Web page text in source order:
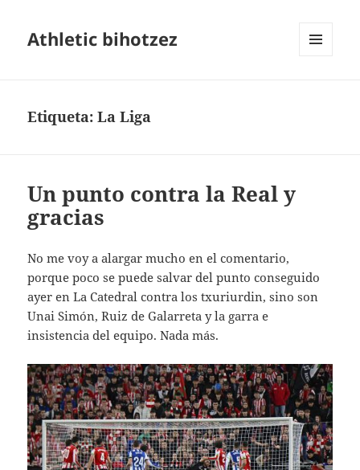
Athletic bihotzez
Etiqueta:La Liga
Un punto contra la Real y
gracias
No me voy a alargar mucho en el comentario,
porque poco se puede salvar del punto conseguido
ayer en La Catedral contra los txuriurdin, sino son
Unai Simón, Ruiz de Galarreta y la garra e
insistencia del equipo. Nada más.